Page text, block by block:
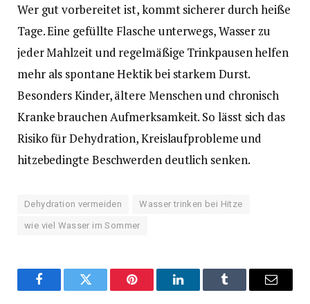
Wer gut vorbereitet ist, kommt sicherer durch heiße
Tage. Eine gefüllte Flasche unterwegs, Wasser zu
jeder Mahlzeit und regelmäßige Trinkpausen helfen
mehr als spontane Hektik bei starkem Durst.
Besonders Kinder, ältere Menschen und chronisch
Kranke brauchen Aufmerksamkeit. So lässt sich das
Risiko für Dehydration, Kreislaufprobleme und
hitzebedingte Beschwerden deutlich senken.
Dehydration vermeiden Wasser trinken bei Hitze
wie viel Wasser im Sommer
FacebookTwitter Pinterest LinkedInTumblr
E-